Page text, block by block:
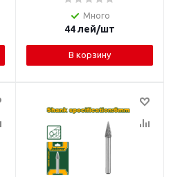
Много
44лей/шт
В корзину